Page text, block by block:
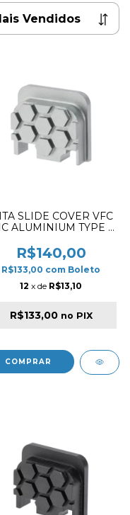
SLIDE COVER VFC
ALUMINIUM TYPE B
R$140,00
R$133,00 com Boleto
12 x de R$13,10
R$133,00 no PIX